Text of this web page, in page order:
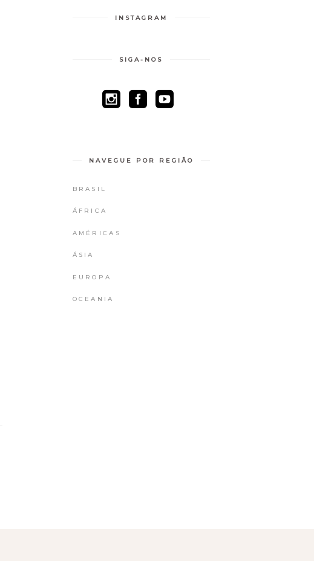
INSTAGRAM
SIGA-NOS
NAVEGUE POR REGIÃO
BRASIL
ÁFRICA
AMÉRICAS
ÁSIA
EUROPA
OCEANIA